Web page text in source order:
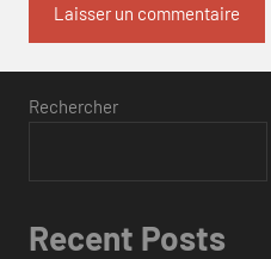
Rechercher
Recent Posts